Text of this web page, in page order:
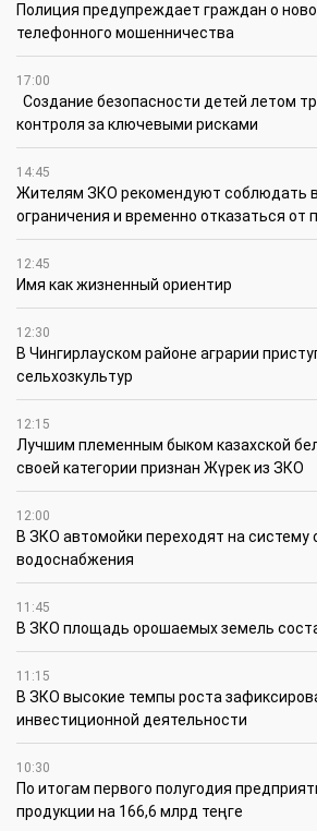
Полиция предупреждает граждан о
телефонного мошенничества
17:00
Создание безопасности детей летом
контроля за ключевыми рисками
14:45
Жителям ЗКО рекомендуют соблюдать
ограничения и временно отказаться от
12:45
Имя как жизненный ориентир
12:30
В Чингирлауском районе аграрии
сельхозкультур
12:15
Лучшим племенным быком казахской
своей категории признан Жүрек из ЗКО
12:00
В ЗКО автомойки переходят на систему
водоснабжения
11:45
В ЗКО площадь орошаемых земель
11:15
В ЗКО высокие темпы роста
инвестиционной деятельности
10:30
По итогам первого полугодия
продукции на 166,6 млрд теңге